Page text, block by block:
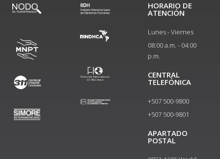
HORARIO DE
ATENCIÓN
Lunes - Viernes
08:00 a.m. - 04:00
p.m.
CENTRAL
TELEFÓNICA
+507 500-9800
+507 500-9801​
APARTADO
POSTAL